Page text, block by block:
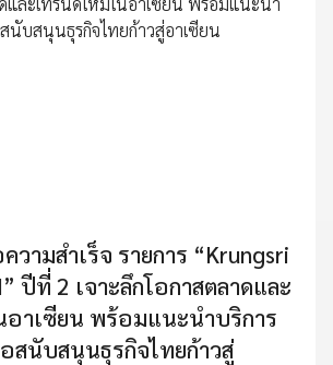
วามสำเร็จ รายการ “Krungsri
ปีที่ 2 เจาะลึกโอกาสตลาดและ
อาเซียน พร้อมแนะนำบริการ
สนับสนุนธุรกิจไทยก้าวสู่